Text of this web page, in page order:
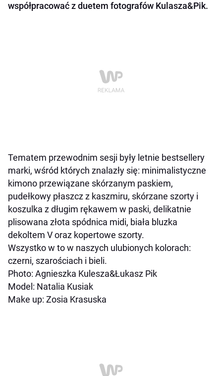
współpracować z duetem fotografów Kulasza&Pik.
Tematem przewodnim sesji były letnie bestsellery
marki, wśród których znalazły się: minimalistyczne
kimono przewiązane skórzanym paskiem,
pudełkowy płaszcz z kaszmiru, skórzane szorty i
koszulka z długim rękawem w paski, delikatnie
plisowana złota spódnica midi, biała bluzka
dekoltem V oraz kopertowe szorty.
Wszystko w to w naszych ulubionych kolorach:
czerni, szarościach i bieli.
Photo: Agnieszka Kulesza&Łukasz Pik
Model: Natalia Kusiak
Make up: Zosia Krasuska